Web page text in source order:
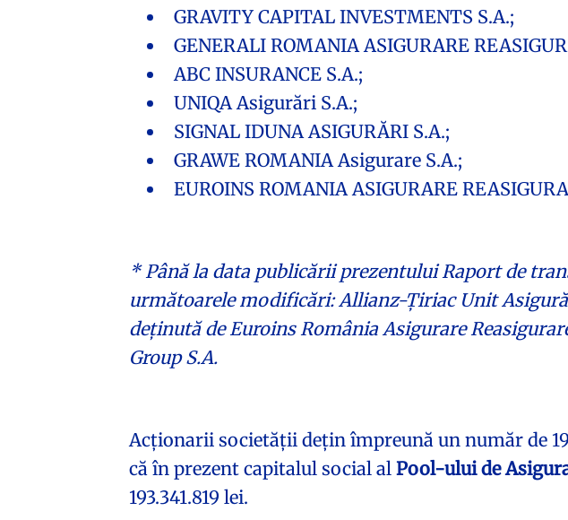
GRAVITY CAPITAL INVESTMENTS S.A.;
GENERALI ROMANIA ASIGURARE
ABC INSURANCE S.A.;
UNIQA Asigurări S.A.;
SIGNAL IDUNA ASIGURĂRI S.A.;
GRAWE ROMANIA Asigurare S.A.;
EUROINS ROMANIA ASIGURARE
* Până la data publicării prezentului Raport de
următoarele modificări: Allianz-Țiriac Unit
deținută de Euroins România Asigurare
Group S.A.
Acționarii societății dețin împreună un număr de
că în prezent capitalul social al Pool-ului de
193.341.819 lei.